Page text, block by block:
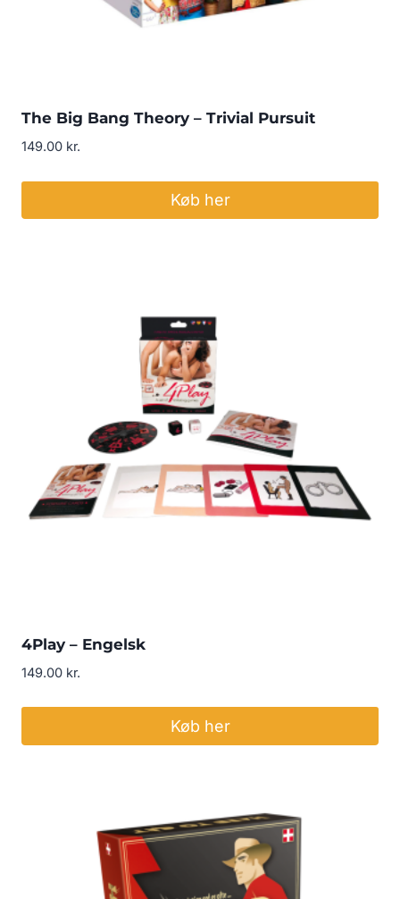
The Big Bang Theory – Trivial Pursuit
149.00 kr.
Køb her
4Play – Engelsk
149.00 kr.
Køb her